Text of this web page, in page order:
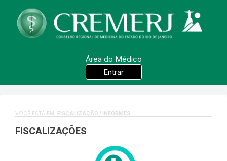
Área do Médico
Entrar
VOCÊ ESTÁ EM: FISCALIZAÇÃO / INFORMES
FISCALIZAÇÕES